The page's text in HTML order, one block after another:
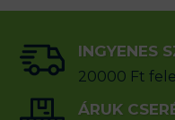
INGYENES
20000 Ft
ÁRUK